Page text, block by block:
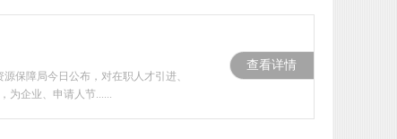
保障局今日公布，对在职人才引进、
为企业、申请人节......
查看详情